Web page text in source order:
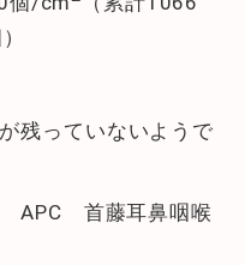
残っていないようで
首藤耳鼻咽喉